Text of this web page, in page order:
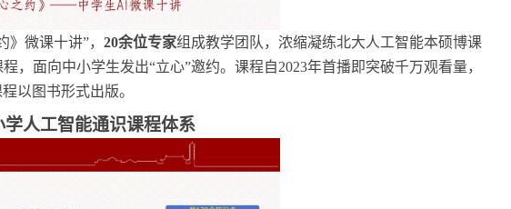
》微课十讲”， 20余位专家组成教学团队，浓缩凝练北大人工智能本硕博课
，面向中小学生发出“立心”邀约。 课程自2023年首播即突破千万观看量，
以图书形式出版。
学人工智能通识课程体系